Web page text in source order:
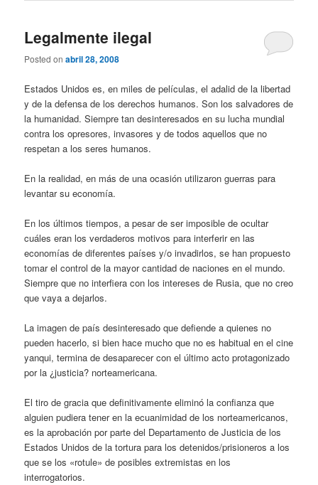
Legalmente ilegal
Posted onabril 28, 2008
Estados Unidos es, en miles de películas, el adalid de la libertad
y de la defensa de los derechos humanos. Son los salvadores de
la humanidad. Siempre tan desinteresados en su lucha mundial
contra los opresores, invasores y de todos aquellos que no
respetan a los seres humanos.
En la realidad, en más de una ocasión utilizaron guerras para
levantar su economía.
En los últimos tiempos, a pesar de ser imposible de ocultar
cuáles eran los verdaderos motivos para interferir en las
economías de diferentes países y/o invadirlos, se han propuesto
tomar el control de la mayor cantidad de naciones en el mundo.
Siempre que no interfiera con los intereses de Rusia, que no creo
que vaya a dejarlos.
La imagen de país desinteresado que defiende a quienes no
pueden hacerlo, si bien hace mucho que no es habitual en el cine
yanqui, termina de desaparecer con el último acto protagonizado
por la ¿justicia? norteamericana.
El tiro de gracia que definitivamente eliminó la confianza que
alguien pudiera tener en la ecuanimidad de los norteamericanos,
es la aprobación por parte del Departamento de Justicia de los
Estados Unidos de la tortura para los detenidos/prisioneros a los
que se los «rotule» de posibles extremistas en los
interrogatorios.